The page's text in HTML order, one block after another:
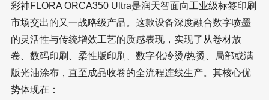
彩神FLORA ORCA350 Ultra是润天智面向工业级标签印刷
市场交出的又一战略级产品。这款设备深度融合数字喷墨
的灵活性与传统增效工艺的质感表现，实现了从卷材放
卷、数码印刷、柔性版印刷、数字化冷烫/热烫、局部或满
版光油涂布，直至成品收卷的全流程连线生产。其核心优
势体现在：